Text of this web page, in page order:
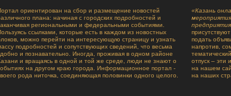
Оборудование для
производства металла
Оборудование для
производства окон
Оборудование для
производства
ориентирован на сбор и размещение новостей
плана: начиная с городских подробностей и
региональными и федеральными событиями.
ссылками, которые есть в каждом из новостных
можно перейти на интересующую страницу и узнать
подробностей и сопутствующих сведений, что весьма
и познавательно. Иногда, проживая в одном районе
и вращаясь в одной и той же среде, люди не знают о
на другом краю города. Информационное портал -
рода ниточка, соединяющая половинки одного целого.
«Казань
подать
напротив,
отпуск – эти
на нашем
на наших